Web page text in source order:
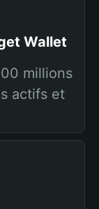
Wallet
millions
actifs et